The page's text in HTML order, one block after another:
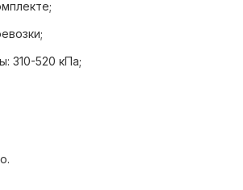
310-520 кПа;
4 часов.